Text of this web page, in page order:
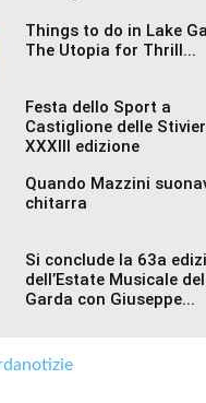
Things to do in Lake
The Utopia for Thrill...
Festa dello Sport a
Castiglione delle
XXXIII edizione
Quando Mazzini
chitarra
Si conclude la 63a
dell’Estate Musicale del
Garda con Giuseppe...